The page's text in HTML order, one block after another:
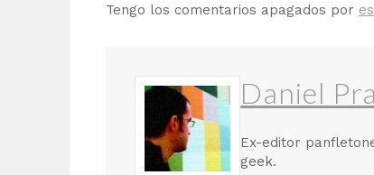
Tengo los comentarios apagados por
Daniel
Ex-editor
geek.